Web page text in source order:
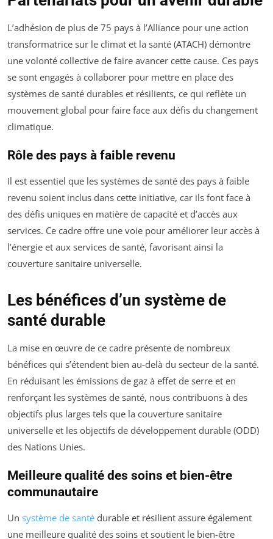
L’adhésion de plus de 75 pays à l’Alliance pour une action
transformatrice sur le climat et la santé (ATACH) démontre
une volonté collective de faire avancer cette cause. Ces pays
se sont engagés à collaborer pour mettre en place des
systèmes de santé durables et résilients, ce qui reflète un
mouvement global pour faire face aux défis du changement
climatique.
Rôle des pays à faible revenu
Il est essentiel que les systèmes de santé des pays à faible
revenu soient inclus dans cette initiative, car ils font face à
des défis uniques en matière de capacité et d’accès aux
services. Ce cadre offre une voie pour améliorer leur accès à
l’énergie et aux services de santé, favorisant ainsi la
couverture sanitaire universelle.
Les bénéfices d’un système de
santé durable
La mise en œuvre de ce cadre présente de nombreux
bénéfices qui s’étendent bien au-delà du secteur de la santé.
En réduisant les émissions de gaz à effet de serre et en
renforçant les systèmes de santé, nous contribuons à des
objectifs plus larges tels que la couverture sanitaire
universelle et les objectifs de développement durable (ODD)
des Nations Unies.
Meilleure qualité des soins et bien-être
communautaire
Un système de santé durable et résilient assure également
une meilleure qualité des soins et soutient le bien-être